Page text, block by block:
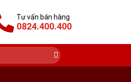
Tư vấn bán hàng
0824.400.400